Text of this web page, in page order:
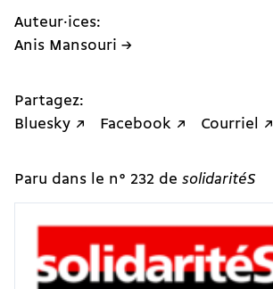
Auteur·ices:
Anis Mansouri →
Partagez:
Bluesky ↗
Facebook ↗ Courriel ↗
Paru dans le n° 232 de solidaritéS